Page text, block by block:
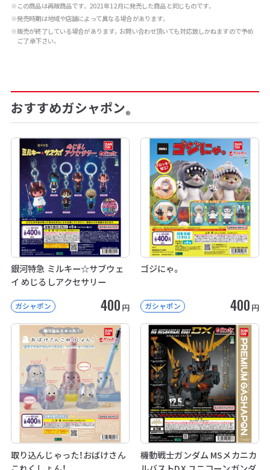
※この商品は再販商品です。2021年12月に発売した商品と同じものです。
※発売時期は地域や店舗によって異なる場合があります。
※販売が終了している場合があります。お問い合わせ頂いても対応致しかねますので予め
ご了承下さい。
おすすめガシャポン®
銀河特急 ミルキー☆サブウェ
イ めじるしアクセサリー
ガシャポン 400 円
ゴジにゃ。
ガシャポン 400 円
取り込んじゃった！おばけさん
機動戦士ガンダム MSメカニカ